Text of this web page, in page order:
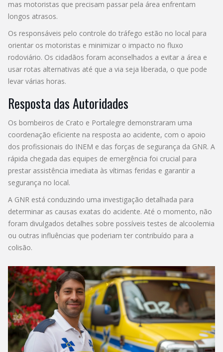
mas motoristas que precisam passar pela área enfrentam
longos atrasos.
Os responsáveis pelo controle do tráfego estão no local para
orientar os motoristas e minimizar o impacto no fluxo
rodoviário. Os cidadãos foram aconselhados a evitar a área e
usar rotas alternativas até que a via seja liberada, o que pode
levar várias horas.
Resposta das Autoridades
Os bombeiros de Crato e Portalegre demonstraram uma
coordenação eficiente na resposta ao acidente, com o apoio
dos profissionais do INEM e das forças de segurança da GNR. A
rápida chegada das equipes de emergência foi crucial para
prestar assistência imediata às vítimas feridas e garantir a
segurança no local.
A GNR está conduzindo uma investigação detalhada para
determinar as causas exatas do acidente. Até o momento, não
foram divulgados detalhes sobre possíveis testes de alcoolemia
ou outras influências que poderiam ter contribuído para a
colisão.